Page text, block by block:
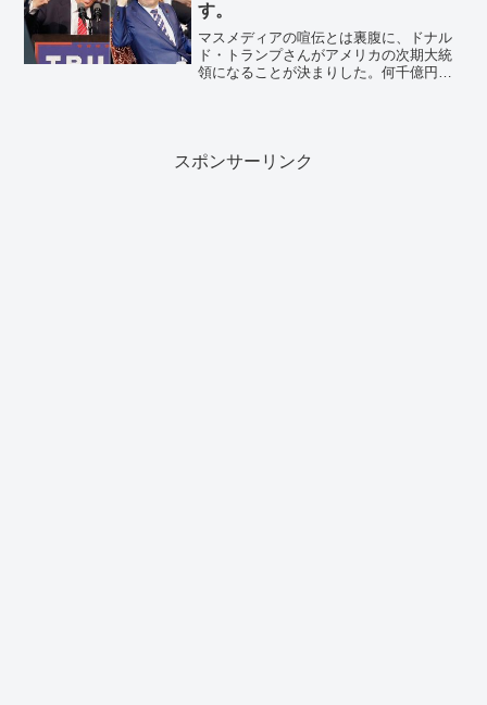
す。
マスメディアの喧伝とは裏腹に、ドナル
ド・トランプさんがアメリカの次期大統
領になることが決まりした。何千億円と
スポンサーリンク